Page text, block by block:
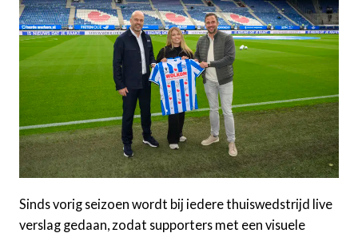
Sinds vorig seizoen wordt bij iedere thuiswedstrijd live
verslag gedaan, zodat supporters met een visuele